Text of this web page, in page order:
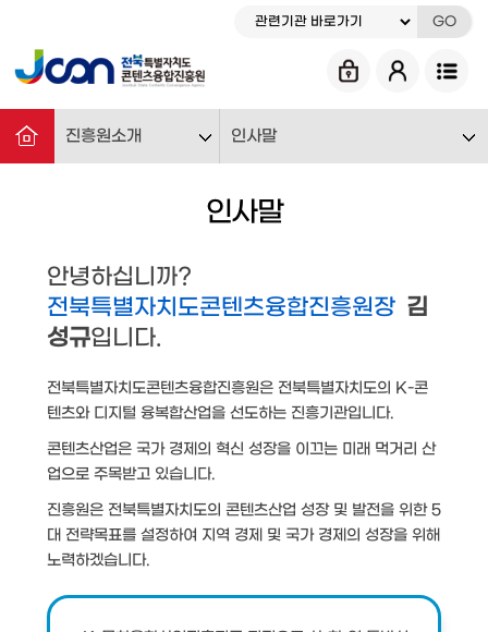
GO
진흥원소개 인사말
인사말
안녕하십니까?
전북특별자치도콘텐츠융합진흥원장 김
성규입니다.
전북특별자치도콘텐츠융합진흥원은 전북특별자치도의 K-콘
텐츠와 디지털 융복합산업을 선도하는 진흥기관입니다.
콘텐츠산업은 국가 경제의 혁신 성장을 이끄는 미래 먹거리 산
업으로 주목받고 있습니다.
진흥원은 전북특별자치도의 콘텐츠산업 성장 및 발전을 위한 5
대 전략목표를 설정하여 지역 경제 및 국가 경제의 성장을 위해
노력하겠습니다.